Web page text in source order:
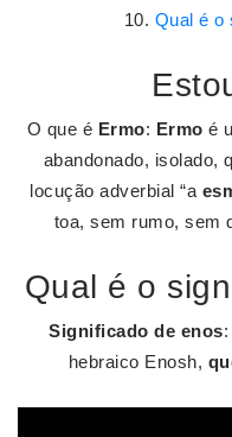
Qual é o
O que é Ermo: Ermo é
abandonado, isolado,
locução adverbial “a
toa, sem rumo, sem
Qual é o
Significado de enos
hebraico Enosh,